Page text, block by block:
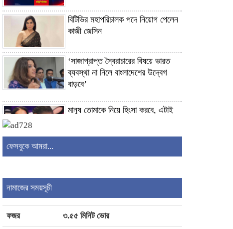
বিটিভির মহাপরিচালক পদে নিয়োগ পেলেন
কাজী জেসিন
‘সাজাপ্রাপ্ত স্বৈরাচারের বিষয়ে ভারত
ব্যবস্থা না নিলে বাংলাদেশের উদ্বেগ
বাড়বে’
মানুষ তোমাকে নিয়ে হিংসা করবে, এটাই
বারিধারায় বাসভবনে অগ্নিকাণ্ড, সস্ত্রীক
হাসপাতালে ভর্তি পাকিস্তান হাইকমিশনার
ফেসবুকে আমরা...
নামাজের সময়সূচী
ফজর ৩.৫৫ মিনিট ভোর